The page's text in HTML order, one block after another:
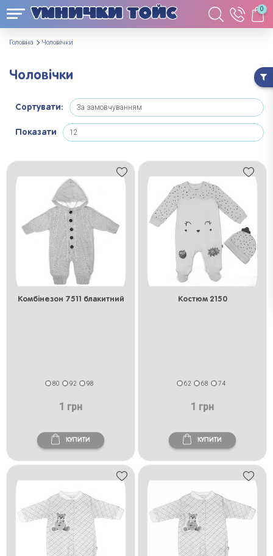
0
Головна Чоловічки
Чоловічки
Сортувати:
Показати
Комбінезон 7511 блакитний
80 92 98
1 грн
КУПИТИ
Костюм 2150
62 68 74
1 грн
КУПИТИ